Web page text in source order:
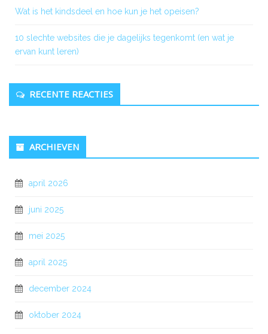
Wat is het kindsdeel en hoe kun je het opeisen?
10 slechte websites die je dagelijks tegenkomt (en wat je
ervan kunt leren)
RECENTE REACTIES
ARCHIEVEN
april 2026
juni 2025
mei 2025
april 2025
december 2024
oktober 2024